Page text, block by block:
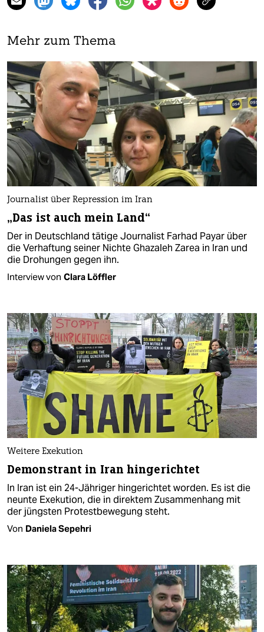
Mehr zum Thema
Journalist über Repression im Iran
„Das ist auch mein Land“
Der in Deutschland tätige Journalist Farhad Payar über
die Verhaftung seiner Nichte Ghazaleh Zarea in Iran und
die Drohungen gegen ihn.
Interview von Clara Löffler
Weitere Exekution
Demonstrant in Iran hingerichtet
In Iran ist ein 24-Jähriger hingerichtet worden. Es ist die
neunte Exekution, die in direktem Zusammenhang mit
der jüngsten Protestbewegung steht.
Von Daniela Sepehri